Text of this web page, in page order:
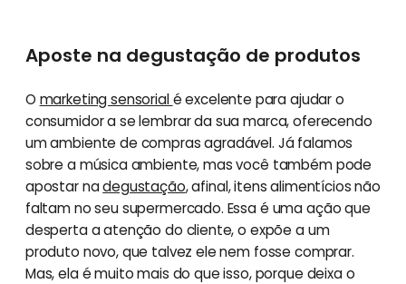
Aposte na degustação de produtos
O marketing sensorialé excelente para ajudar o
consumidor a se lembrar da sua marca, oferecendo
um ambiente de compras agradável. Já falamos
sobre a música ambiente, mas você também pode
apostar nadegustação, afinal, itens alimentícios não
faltam no seu supermercado. Essa é uma ação que
desperta a atenção do cliente, o expõe a um
produto novo, que talvez ele nem fosse comprar.
Mas, ela é muito mais do que isso, porque deixa o